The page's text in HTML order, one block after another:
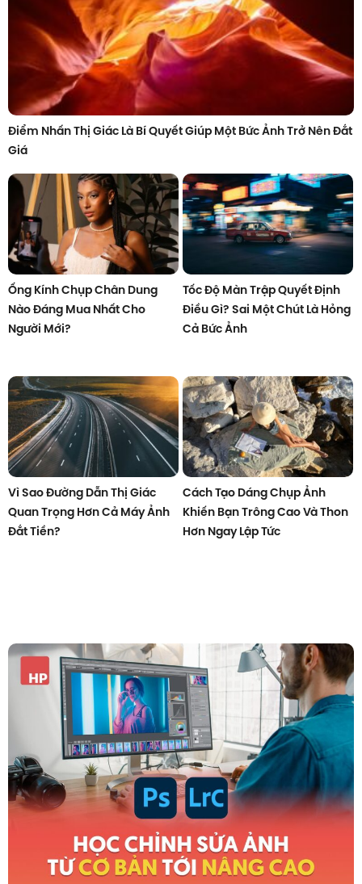
Điểm Nhấn Thị Giác Là Bí Quyết Giúp Một Bức Ảnh Trở Nên Đắt
Giá
Ống Kính Chụp Chân Dung
Nào Đáng Mua Nhất Cho
Người Mới?
Tốc Độ Màn Trập Quyết Định
Điều Gì? Sai Một Chút Là Hỏng
Cả Bức Ảnh
Vì Sao Đường Dẫn Thị Giác
Quan Trọng Hơn Cả Máy Ảnh
Đắt Tiền?
Cách Tạo Dáng Chụp Ảnh
Khiến Bạn Trông Cao Và Thon
Hơn Ngay Lập Tức